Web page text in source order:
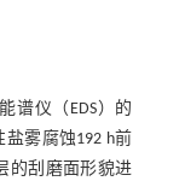
谱仪（EDS）的
盐雾腐蚀192 h前
的刮磨面形貌进